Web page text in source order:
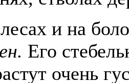
и на
Его
очень